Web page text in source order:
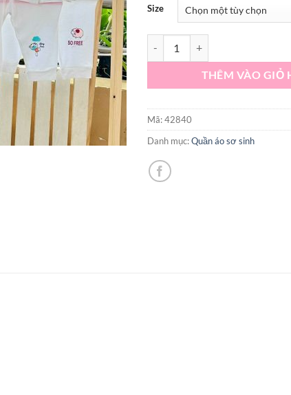
Size
THÊM VÀO GIỎ
Mã:42840
Danh mục:Quần áo sơ sinh